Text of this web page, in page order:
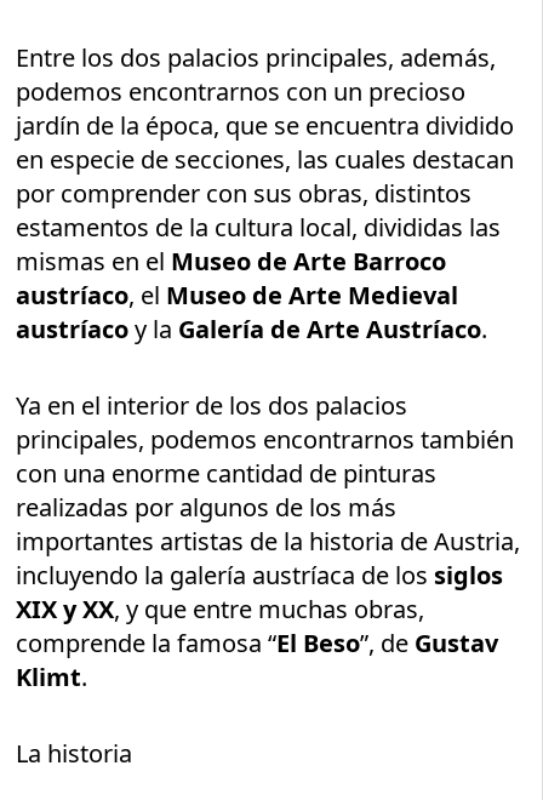
Entre los dos palacios principales, además,
podemos encontrarnos con un precioso
jardín de la época, que se encuentra dividido
en especie de secciones, las cuales destacan
por comprender con sus obras, distintos
estamentos de la cultura local, divididas las
mismas en el Museo de Arte Barroco
austríaco, el Museo de Arte Medieval
austríacoy la Galería de Arte Austríaco.
Ya en el interior de los dos palacios
principales, podemos encontrarnos también
con una enorme cantidad de pinturas
realizadas por algunos de los más
importantes artistas de la historia de Austria,
incluyendo la galería austríaca de los siglos
XIX y XX, y que entre muchas obras,
comprende la famosa “El Beso”, de Gustav
Klimt.
La historia